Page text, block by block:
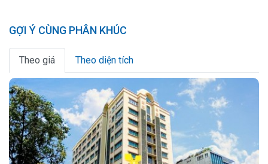
GỢI Ý CÙNG PHÂN KHÚC
Theo giá Theo diện tích